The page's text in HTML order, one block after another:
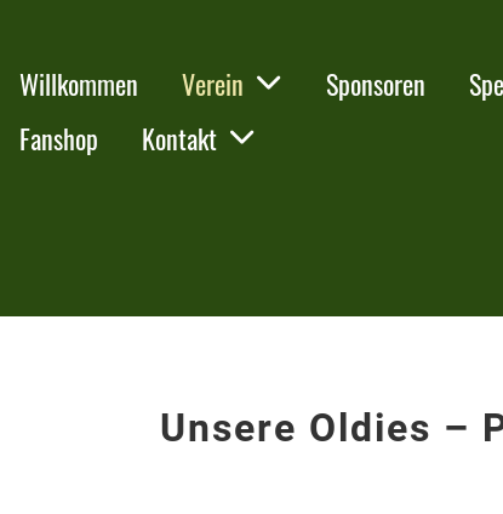
Willkommen Verein Sponsoren
Fanshop
Kontakt
Unsere Oldies –